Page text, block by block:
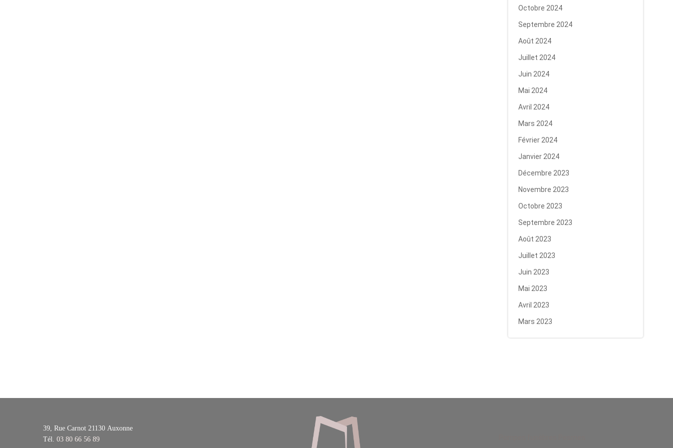
Octobre 2024
Septembre 2024
Août 2024
Juillet 2024
Juin 2024
Mai 2024
Avril 2024
Mars 2024
Février 2024
Janvier 2024
Décembre 2023
Novembre 2023
Octobre 2023
Septembre 2023
Août 2023
Juillet 2023
Juin 2023
Mai 2023
Avril 2023
Mars 2023
39, Rue Carnot 21130Auxonne
Tél.03 80 66 56 89